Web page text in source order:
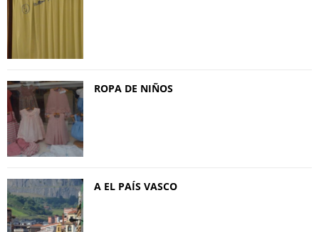
ROPA DE NIÑOS
A EL PAÍS VASCO